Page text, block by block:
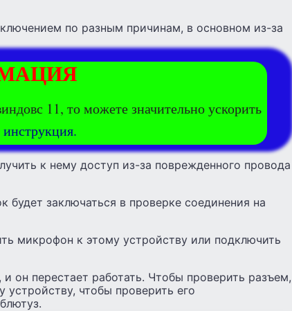
по разным причинам, в основном из-за
11, то можете значительно ускорить
инструкция.
к нему доступ из-за поврежденного провода
будет заключаться в проверке соединения на
микрофон к этому устройству или подключить
он перестает работать. Чтобы проверить разъем,
чтобы проверить его